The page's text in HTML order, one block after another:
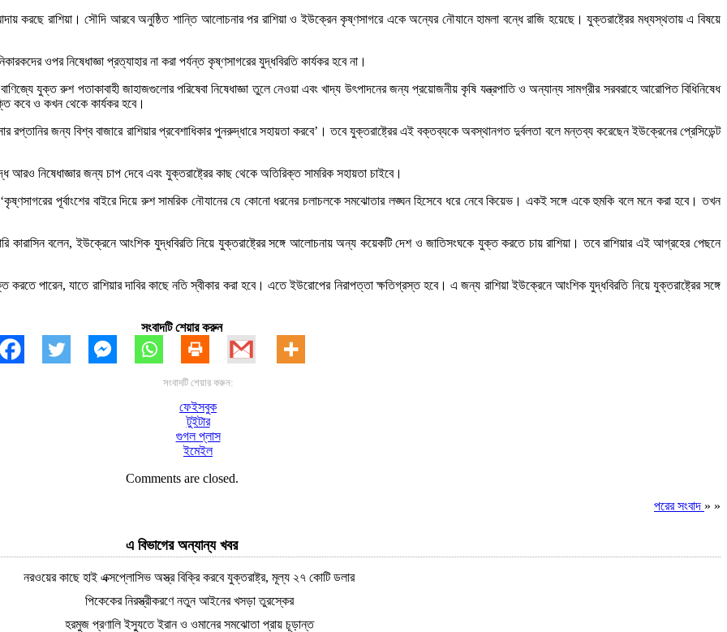
করছে রাশিয়া। সৌদি আরবে অনুষ্ঠিত শান্তি আলোচনার পর রাশিয়া ও ইউক্রেন কৃষ্ণসাগরে একে অন্যের নৌযানে হামলা বন্ধে রাজি হয়েছে। যুক্তরাষ্ট্রের মধ্যস্থতায় এ বিষয়ে
ওপর নিষেধাজ্ঞা প্রত্যাহার না করা পর্যন্ত কৃষ্ণসাগরের যুদ্ধবিরতি কার্যকর হবে না।
যুক্ত রুশ পতাকাবাহী জাহাজগুলোর পরিষেবা নিষেধাজ্ঞা তুলে নেওয়া এবং খাদ্য উৎপাদনের জন্য প্রয়োজনীয় কৃষি যন্ত্রপাতি ও অন্যান্য সামগ্রীর সরবরাহে আরোপিত বিধিনিষেধ
কবে ও কখন থেকে কার্যকর হবে।
রপ্তানির জন্য বিশ্ব বাজারে রাশিয়ার প্রবেশাধিকার পুনরুদ্ধারে সহায়তা করবে’। তবে যুক্তরাষ্ট্রের এই বক্তব্যকে অবস্থানগত দুর্বলতা বলে মন্তব্য করেছেন ইউক্রেনের প্রেসিডেন্ট
নিষেধাজ্ঞার জন্য চাপ দেবে এবং যুক্তরাষ্ট্রের কাছ থেকে অতিরিক্ত সামরিক সহায়তা চাইবে।
পূর্বাংশের বাইরে দিয়ে রুশ সামরিক নৌযানের যে কোনো ধরনের চলাচলকে সমঝোতার লঙ্ঘন হিসেবে ধরে নেবে কিয়েভ। একই সঙ্গে একে হুমকি বলে মনে করা হবে। তখন
কারাসিন বলেন, ইউক্রেনে আংশিক যুদ্ধবিরতি নিয়ে যুক্তরাষ্ট্রের সঙ্গে আলোচনায় অন্য কয়েকটি দেশ ও জাতিসংঘকে যুক্ত করতে চায় রাশিয়া। তবে রাশিয়ার এই আগ্রহের পেছনে
পারেন, যাতে রাশিয়ার দাবির কাছে নতি স্বীকার করা হবে। এতে ইউরোপের নিরাপত্তা ক্ষতিগ্রস্ত হবে। এ জন্য রাশিয়া ইউক্রেনে আংশিক যুদ্ধবিরতি নিয়ে যুক্তরাষ্ট্রের সঙ্গে
সংবাদটি শেয়ার করুন
সংবাদটি শেয়ার করুন:
ফেইসবুক
টুইটার
গুগল প্লাস
ইমেইল
Comments are closed.
পরের সংবাদ » »
এ বিভাগের অন্যান্য খবর
নরওয়ের কাছে হাই এক্সপ্লোসিভ অস্ত্র বিক্রি করবে যুক্তরাষ্ট্র, মূল্য ২৭ কোটি ডলার
পিকেকের নিরস্ত্রীকরণে নতুন আইনের খসড়া তুরস্কের
হরমুজ প্রণালি ইস্যুতে ইরান ও ওমানের সমঝোতা প্রায় চূড়ান্ত